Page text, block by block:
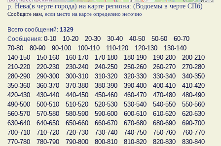
р. Нева(в черте города) на карте региона: (Водоемы в черте СПб)
Сообщите нам , если место на карте определено неточно
Всего сообщений: 1329
Сообщения: 0-10 10-20 20-30 30-40 40-50 50-60
60-70
70-80
80-90 90-100 100-110 110-120 120-130
130-140
140-150
150-160 160-170 170-180 180-190 190-200
200-210
210-220
220-230 230-240 240-250 250-260 260-270
270-280
280-290
290-300 300-310 310-320 320-330 330-340
340-350
350-360
360-370 370-380 380-390 390-400 400-410
410-420
420-430
430-440 440-450 450-460 460-470 470-480
480-490
490-500
500-510 510-520 520-530 530-540 540-550
550-560
560-570
570-580 580-590 590-600 600-610 610-620
620-630
630-640
640-650 650-660 660-670 670-680 680-690
690-700
700-710
710-720 720-730 730-740 740-750 750-760
760-770
770-780
780-790 790-800 800-810 810-820 820-830
830-840